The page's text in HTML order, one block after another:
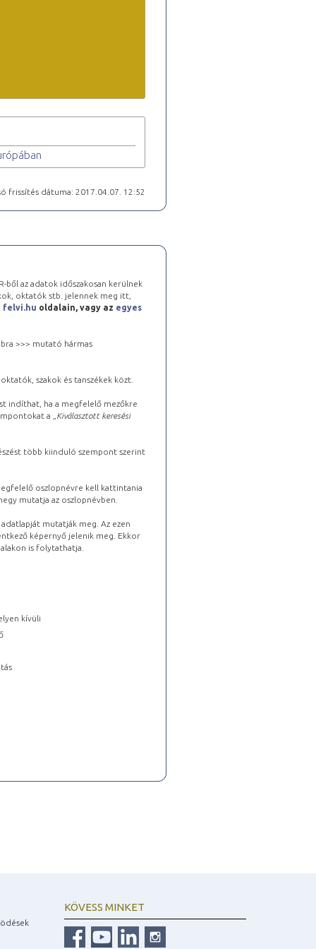
frissítés dátuma: 2017.04.07. 12:52
ből az adatok időszakosan kerülnek
oktatók stb. jelennek meg itt,
felvi.hu oldalain, vagy az egyes
>>> mutató hármas
szakok és tanszékek közt.
indíthat, ha a megfelelő mezőkre
a „ Kiválasztott keresési
több kiinduló szempont szerint
oszlopnévre kell kattintania
mutatja az oszlopnévben.
mutatják meg. Az ezen
képernyő jelenik meg. Ekkor
is folytathatja.
kívüli
KÖVESS MINKET